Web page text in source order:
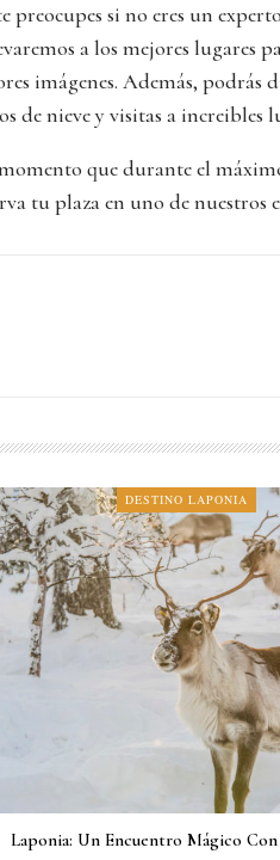
preocupes si no eres un
a los mejores lugares
imágenes. Además, podrás
de nieve y visitas a increibles
que durante el
tu plaza en uno de nuestros
DESTINO LAPONIA
Laponia: Un Encuentro Mágico